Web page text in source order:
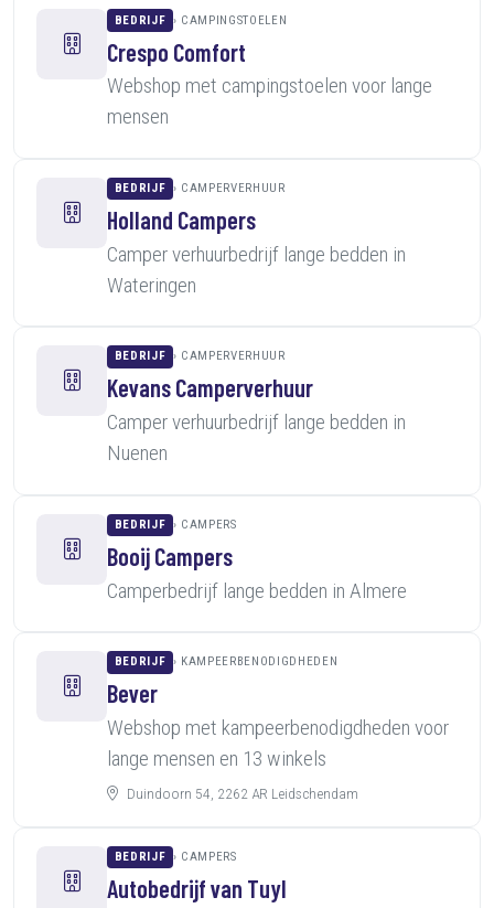
BEDRIJF CAMPINGSTOELEN
Crespo Comfort
Webshop met campingstoelen voor lange
mensen
BEDRIJF CAMPERVERHUUR
Holland Campers
Camper verhuurbedrijf lange bedden in
Wateringen
BEDRIJF CAMPERVERHUUR
Kevans Camperverhuur
Camper verhuurbedrijf lange bedden in
Nuenen
BEDRIJF CAMPERS
Booij Campers
Camperbedrijf lange bedden in Almere
BEDRIJF KAMPEERBENODIGDHEDEN
Bever
Webshop met kampeerbenodigdheden voor
lange mensen en 13 winkels
Duindoorn 54, 2262 AR Leidschendam
BEDRIJF CAMPERS
Autobedrijf van Tuyl